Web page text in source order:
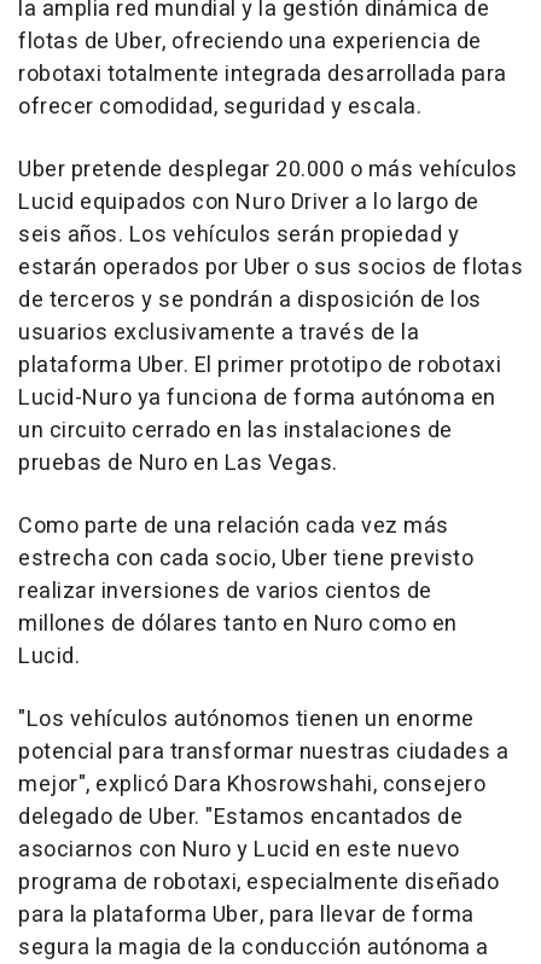
la amplia red mundial y la gestión dinámica de
flotas de Uber, ofreciendo una experiencia de
robotaxi totalmente integrada desarrollada para
ofrecer comodidad, seguridad y escala.
Uber pretende desplegar 20.000 o más vehículos
Lucid equipados con Nuro Driver a lo largo de
seis años. Los vehículos serán propiedad y
estarán operados por Uber o sus socios de flotas
de terceros y se pondrán a disposición de los
usuarios exclusivamente a través de la
plataforma Uber. El primer prototipo de robotaxi
Lucid-Nuro ya funciona de forma autónoma en
un circuito cerrado en las instalaciones de
pruebas de Nuro en Las Vegas.
Como parte de una relación cada vez más
estrecha con cada socio, Uber tiene previsto
realizar inversiones de varios cientos de
millones de dólares tanto en Nuro como en
Lucid.
"Los vehículos autónomos tienen un enorme
potencial para transformar nuestras ciudades a
mejor", explicó Dara Khosrowshahi, consejero
delegado de Uber. "Estamos encantados de
asociarnos con Nuro y Lucid en este nuevo
programa de robotaxi, especialmente diseñado
para la plataforma Uber, para llevar de forma
segura la magia de la conducción autónoma a